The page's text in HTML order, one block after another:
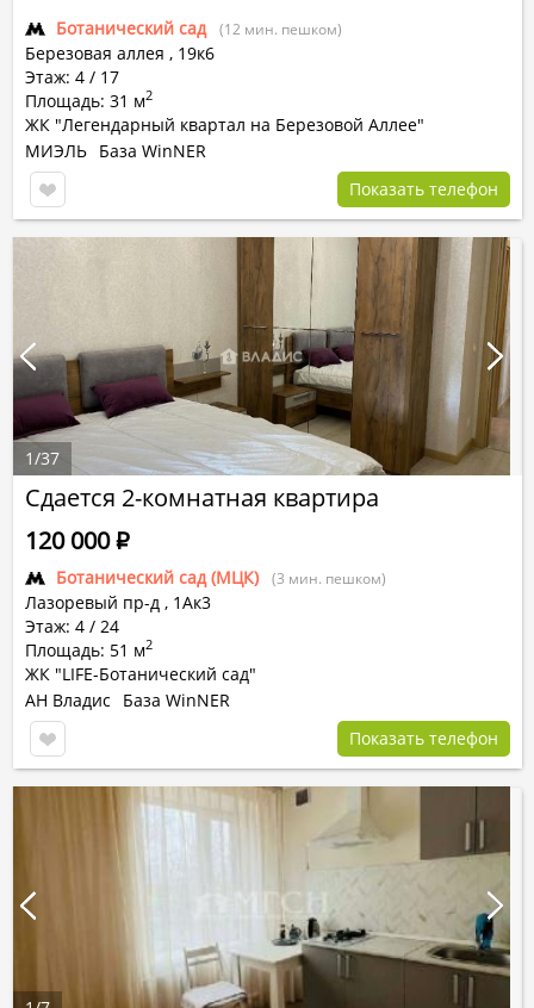
Ботанический сад (12 мин. пешком)
Березовая аллея , 19к6
Этаж: 4 / 17
Площадь: 31 м2
ЖК "Легендарный квартал на Березовой Аллее"
МИЭЛЬ База WinNER
Показать телефон
Сдается 2-комнатная квартира
Ботанический сад (МЦК) (3 мин. пешком)
Лазоревый пр-д , 1Ак3
Этаж: 4 / 24
Площадь: 51 м2
ЖК "LIFE-Ботанический сад"
120 000Р
АН Владис
База WinNER
Показать телефон
1/37